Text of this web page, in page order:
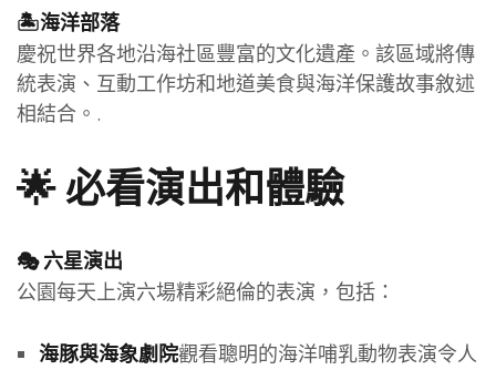
🏝️海洋部落
慶祝世界各地沿海社區豐富的文化遺產。該區域將傳
統表演、互動工作坊和地道美食與海洋保護故事敘述
相結合。.
🌟 必看演出和體驗
🎭 六星演出
公園每天上演六場精彩絕倫的表演，包括：
海豚與海象劇院觀看聰明的海洋哺乳動物表演令人